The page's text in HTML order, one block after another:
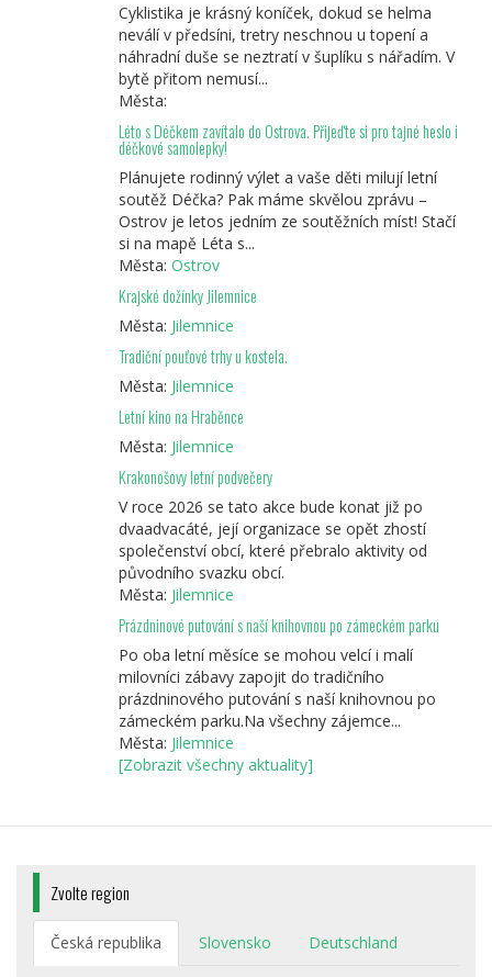
Cyklistika je krásný koníček, dokud se helma
neválí v předsíni, tretry neschnou u topení a
náhradní duše se neztratí v šuplíku s nářadím. V
bytě přitom nemusí...
Města:
Léto s Déčkem zavítalo do Ostrova. Přijeďte si pro tajné heslo i
déčkové samolepky!
Plánujete rodinný výlet a vaše děti milují letní
soutěž Déčka? Pak máme skvělou zprávu –
Ostrov je letos jedním ze soutěžních míst! Stačí
si na mapě Léta s...
Města: Ostrov
Krajské dožínky Jilemnice
Města: Jilemnice
Tradiční pouťové trhy u kostela.
Města: Jilemnice
Letní kino na Hraběnce
Města: Jilemnice
Krakonošovy letní podvečery
V roce 2026 se tato akce bude konat již po
dvaadvacáté, její organizace se opět zhostí
společenství obcí, které přebralo aktivity od
původního svazku obcí.
Města: Jilemnice
Prázdninové putování s naší knihovnou po zámeckém parku
Po oba letní měsíce se mohou velcí i malí
milovníci zábavy zapojit do tradičního
prázdninového putování s naší knihovnou po
zámeckém parku.Na všechny zájemce...
Města: Jilemnice
[Zobrazit všechny aktuality]
Zvolte region
Česká republika Slovensko Deutschland